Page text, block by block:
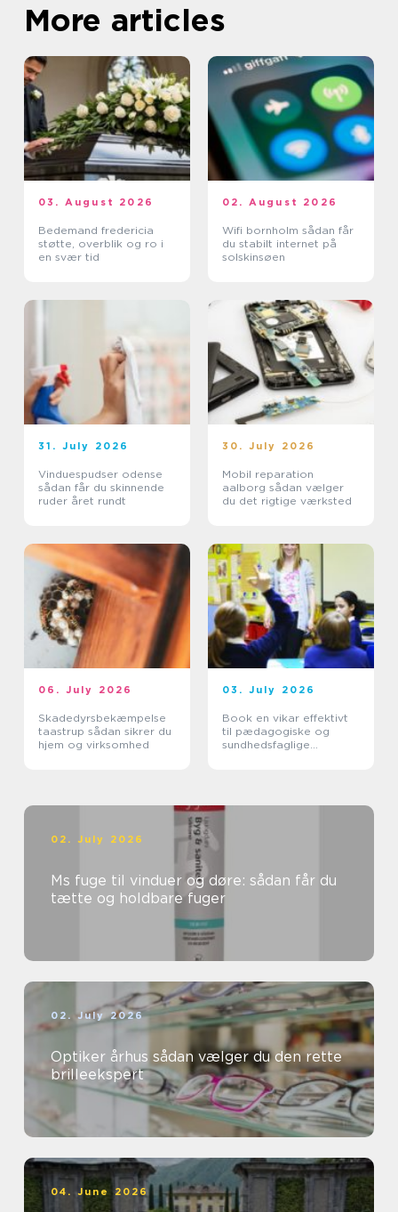
More articles
03. August 2026
Bedemand fredericia
støtte, overblik og ro i
en svær tid
02. August 2026
Wifi bornholm sådan får
du stabilt internet på
solskinsøen
31. July 2026
Vinduespudser odense
sådan får du skinnende
ruder året rundt
30. July 2026
Mobil reparation
aalborg sådan vælger
du det rigtige værksted
06. July 2026
Skadedyrsbekæmpelse
taastrup sådan sikrer du
hjem og virksomhed
03. July 2026
Book en vikar effektivt
til pædagogiske og
sundhedsfaglige
02. July 2026
Ms fuge til vinduer og døre: sådan får du
tætte og holdbare fuger
02. July 2026
Optiker århus sådan vælger du den rette
brilleekspert
04. June 2026